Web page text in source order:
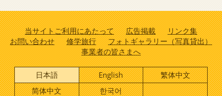
当サイトご利用にあたって 広告掲載
リンク集
お問い合わせ
修学旅行
フォトギャラリー（写真貸出）
事業者の皆さまへ
日本語 English
繁体中文
简体中文
한국어